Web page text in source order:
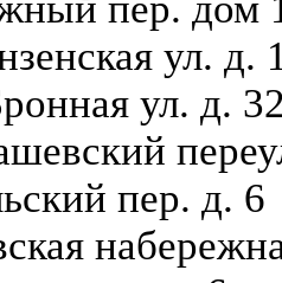
ул. д.
ул. д.
пер. д. 6